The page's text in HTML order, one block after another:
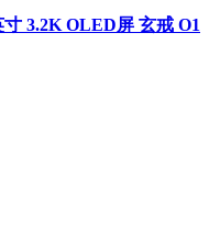
3.2K OLED屏 玄戒 O1